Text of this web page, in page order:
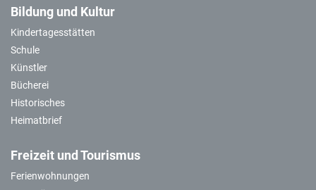
Bildung und Kultur
Kindertagesstätten
Schule
Künstler
Bücherei
Historisches
Heimatbrief
Freizeit und Tourismus
Ferienwohnungen